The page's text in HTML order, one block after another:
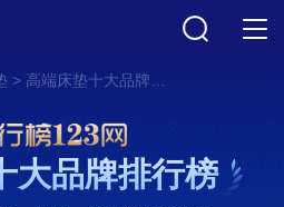
> 高端床垫十大品牌排行榜
大品牌排行榜